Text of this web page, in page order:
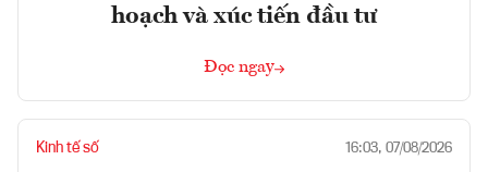
hoạch và xúc tiến đầu tư
Đọc ngay
Kinh tế số 16:03, 07/08/2026